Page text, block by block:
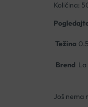
Količina:
Težina
Brend
Još nema